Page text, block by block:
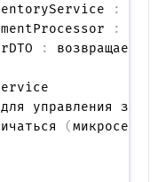
:
:
: возвращает >
управления
(